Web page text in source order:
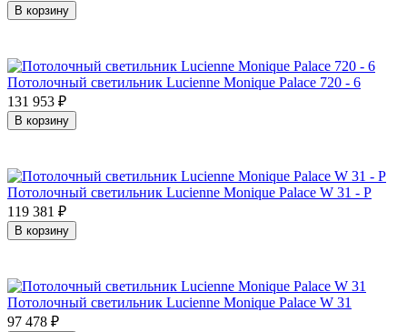
В корзину
Потолочный светильник Lucienne Monique Palace 720 - 6
131 953 ₽
В корзину
Потолочный светильник Lucienne Monique Palace W 31 - P
119 381 ₽
В корзину
Потолочный светильник Lucienne Monique Palace W 31
97 478 ₽